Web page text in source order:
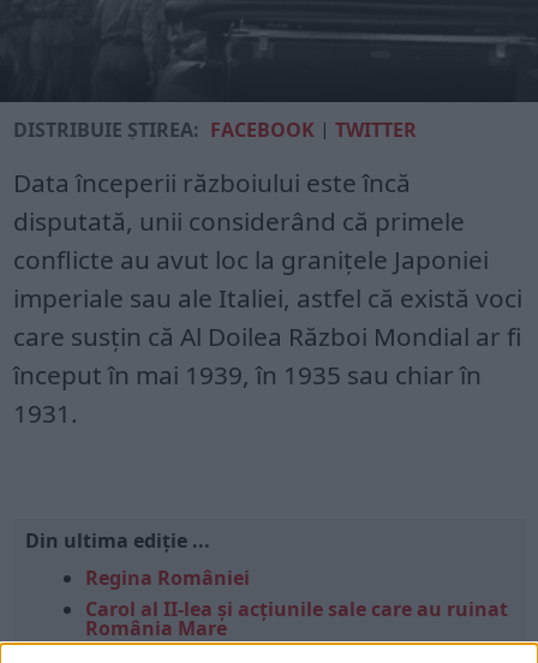
DISTRIBUIE ȘTIREA: FACEBOOK |TWITTER
Data începerii războiului este încă
disputată, unii considerând că primele
conflicte au avut loc la granițele Japoniei
imperiale sau ale Italiei, astfel că există voci
care susțin că Al Doilea Război Mondial ar fi
început în mai 1939, în 1935 sau chiar în
1931.
Din ultima ediție ...
Regina României
Carol al II-lea și acțiunile sale care au ruinat
România Mare